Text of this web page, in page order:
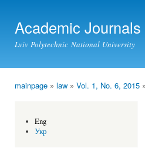
Academic
Lviv Polytechnic National University
mainpage » law » Vol. 1, No. 6, 2015
Eng
Укр